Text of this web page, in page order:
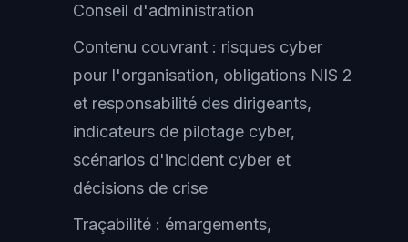
Conseil d'administration
Contenu couvrant : risques cyber
pour l'organisation, obligations NIS 2
et responsabilité des dirigeants,
indicateurs de pilotage cyber,
scénarios d'incident cyber et
décisions de crise
Traçabilité : émargements,